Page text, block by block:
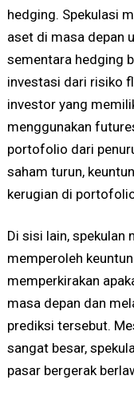
hedging. Spekulasi
aset di masa depan
sementara hedging
investasi dari risiko
investor yang
menggunakan
portofolio dari
saham turun,
kerugian di
Di sisi lain, spekulan
memperoleh
memperkirakan
masa depan dan
prediksi tersebut.
sangat besar,
pasar bergerak